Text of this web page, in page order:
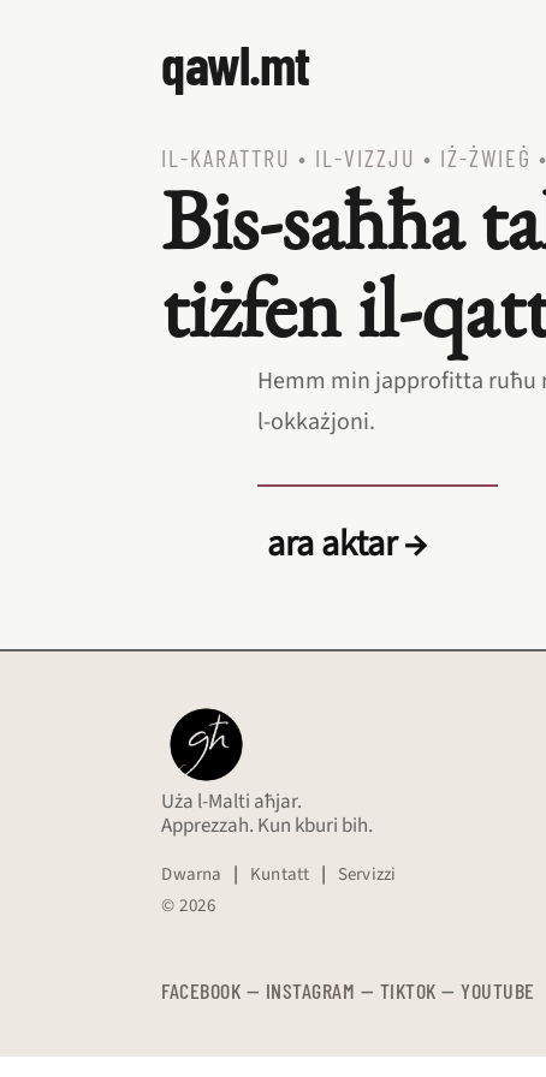
qawl.mt
IL‑KARATTRU • IL‑VIZZJU • IŻ‑ŻWIEĠ •
Bis‑saħħa
tiżfen
Hemm min japprofitta ruħu
l‑okkażjoni.
ara aktar →
Uża l-Malti aħjar.
Apprezzah. Kun kburi bih.
Dwarna | Kuntatt | Servizzi
© 2026
FACEBOOK — INSTAGRAM — TIKTOK — YOUTUBE